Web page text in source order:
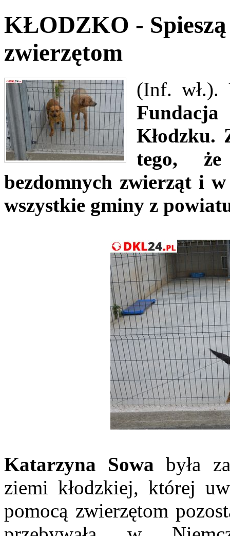
KŁODZKO -
zwierzętom
(Inf. wł.).
Kłodzku.
tego,
bezdomnych zwierząt i
wszystkie gminy z
Katarzyna Sowa była
ziemi kłodzkiej, której
pomocą zwierzętom